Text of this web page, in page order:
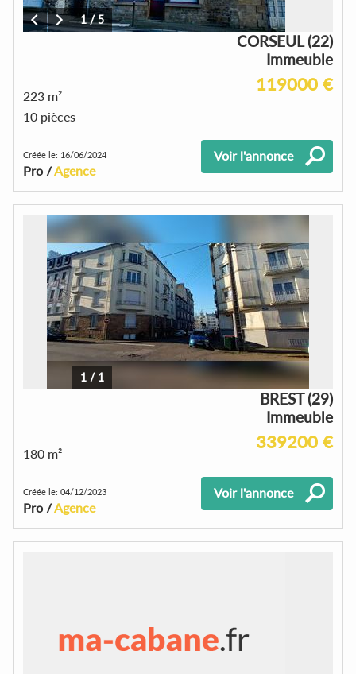
1/5
CORSEUL (22)
Immeuble
119000 €
223 m²
10 pièces
Créée le: 16/06/2024
Pro /Agence
Voir l'annonce
1 / 1
BREST (29)
Immeuble
339200 €
180 m²
Créée le: 04/12/2023
Pro /Agence
Voir l'annonce